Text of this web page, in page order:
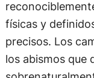
físicas y
precisos. Los
los abismos que